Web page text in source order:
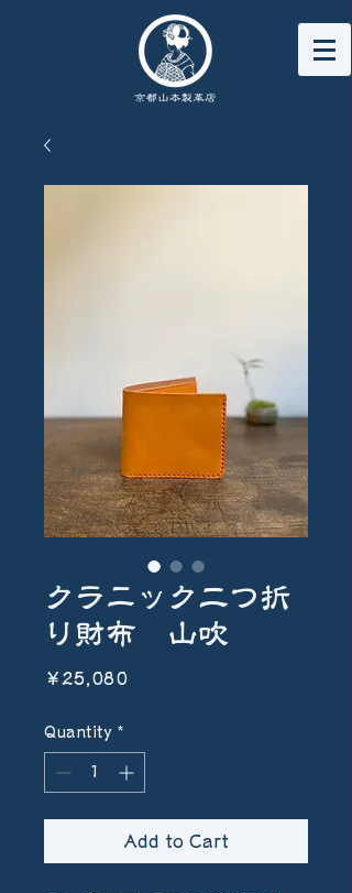
クラニック二つ折
り財布 山吹
￥25,080Price
Quantity *
Add to Cart